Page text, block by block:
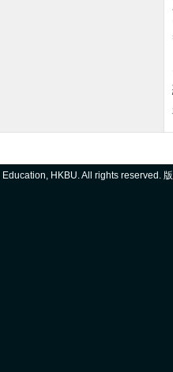
HKBU. All rights reserved.